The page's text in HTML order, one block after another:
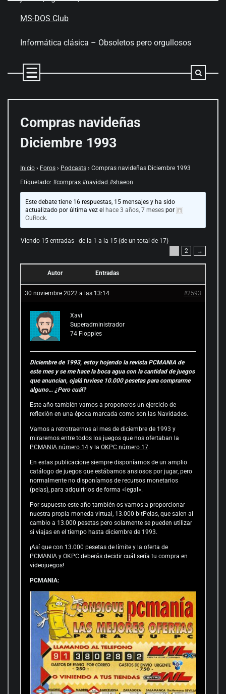
MS-DOS Club
Informática clásica – Obsoletos pero orgullosos
Compras navideñas
Diciembre 1993
Inicio › Foros › Podcasts › Compras navideñas Diciembre 1993
Etiquetado: #compras #navidad #shaeon
Este debate tiene 16 respuestas, 15 mensajes y ha sido
actualizado por última vez elhace 3 años, 7 meses por
CuRock.
Viendo 15 entradas - de la 1 a la 15 (de un total de 17)
2 →
Autor Entradas
30 noviembre 2022 a las 13:14 #2593
Xavi
Superadministrador
74 Floppies
Diciembre de 1993, estoy hojendo la revista PCMANIA de
este mes y se me hace la boca agua con la cantidad de juegos
que anuncian, ojalá tuviese 10.000 pesetas para comprarme
alguno… ¿Pero cuál?
Este año también vamos a proponeros un ejercicio de
reflexión en una época marcada como son las Navidades.
Vamos a retrotraernos al mes de diciembre de 1993 y
miraremos entre todos los juegos que nos ofertaban la
PCMANIA número 14 y la OKPC número 17.
En estas publicacione siempre disponíamos de un amplio
catálogo de juegos que estábamos ansiosos por jugar, pero
normalmente no disponíamos de recursos monetarios
(pelas), para adquirirlos de forma «legal».
Por supuesto este año también os vamos a proporcionar
nuestra propia moneda virtual, 13.000 bitPelas, que salen al
cambio a 13.000 pesetas pero solamente se pueden utilizar
si viajas en el tiempo hasta diciembre de 1993.
¡Así que con 13.000 pesetas de límite y la oferta de
PCMANIA y OKPC deberás decidir cuál sería tu compra en
videojuegos!
PCMANIA: